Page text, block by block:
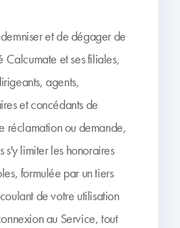
et de dégager de
Calcumate et ses filiales,
agents,
et concédants de
réclamation ou demande,
s'y limiter les honoraires
formulée par un tiers
de votre utilisation
au Service, tout